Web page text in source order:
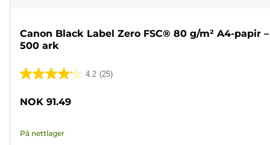
Canon Black Label Zero FSC® 80 g/m² A4-papir –
500 ark
4.2 (25)
4.2
25
NOK 91.49
På nettlager